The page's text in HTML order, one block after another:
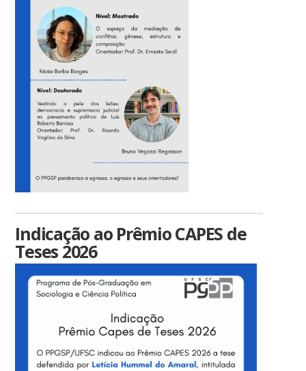
Indicação ao Prêmio CAPES de
Teses 2026